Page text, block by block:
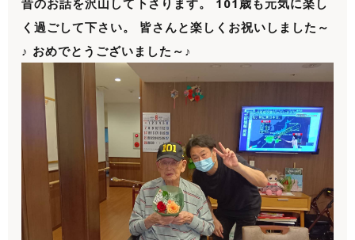
昔のお話を沢山して下さります。 101歳も元気に楽し
く過ごして下さい。 皆さんと楽しくお祝いしました～
♪ おめでとうございました～♪